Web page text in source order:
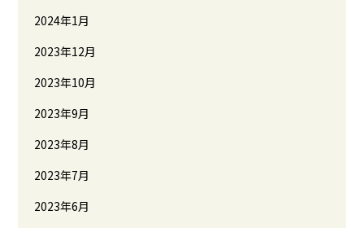
2024年1月
2023年12月
2023年10月
2023年9月
2023年8月
2023年7月
2023年6月